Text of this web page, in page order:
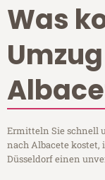
Was
Ermitteln Sie schnell
nach Albacete kostet,
Düsseldorf einen